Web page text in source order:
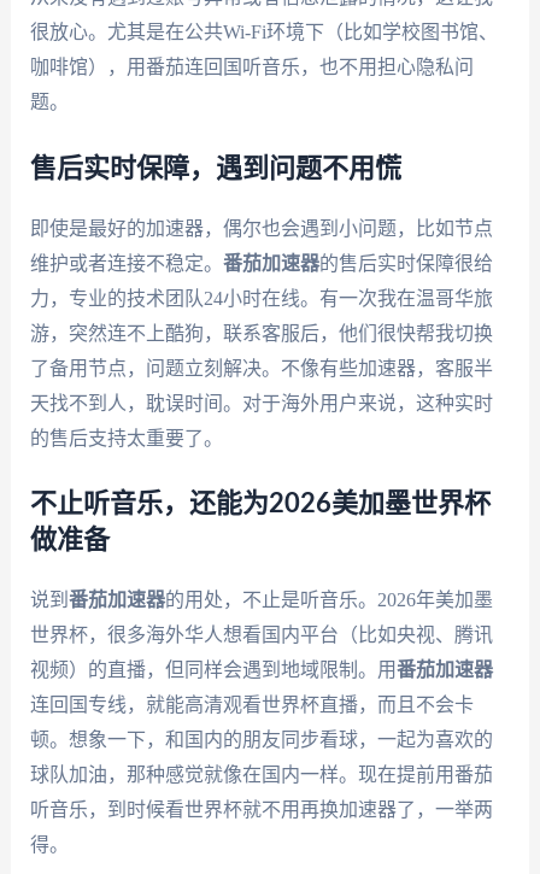
很放心。尤其是在公共Wi-Fi环境下（比如学校图书馆、
咖啡馆），用番茄连回国听音乐，也不用担心隐私问
题。
售后实时保障，遇到问题不用慌
即使是最好的加速器，偶尔也会遇到小问题，比如节点
维护或者连接不稳定。 番茄加速器的售后实时保障很给
力，专业的技术团队24小时在线。有一次我在温哥华旅
游，突然连不上酷狗，联系客服后，他们很快帮我切换
了备用节点，问题立刻解决。不像有些加速器，客服半
天找不到人，耽误时间。对于海外用户来说，这种实时
的售后支持太重要了。
不止听音乐，还能为2026美加墨世界杯
做准备
说到 番茄加速器的用处，不止是听音乐。2026年美加墨
世界杯，很多海外华人想看国内平台（比如央视、腾讯
视频）的直播，但同样会遇到地域限制。用番茄加速器
连回国专线，就能高清观看世界杯直播，而且不会卡
顿。想象一下，和国内的朋友同步看球，一起为喜欢的
球队加油，那种感觉就像在国内一样。现在提前用番茄
听音乐，到时候看世界杯就不用再换加速器了，一举两
得。